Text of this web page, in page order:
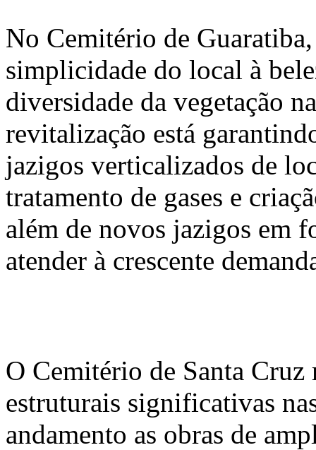
No Cemitério de
simplicidade do local à
diversidade da vegetação
revitalização está
jazigos verticalizados de
tratamento de gases e
além de novos jazigos em
atender à crescente
O Cemitério de Santa Cruz
estruturais significativas
andamento as obras de